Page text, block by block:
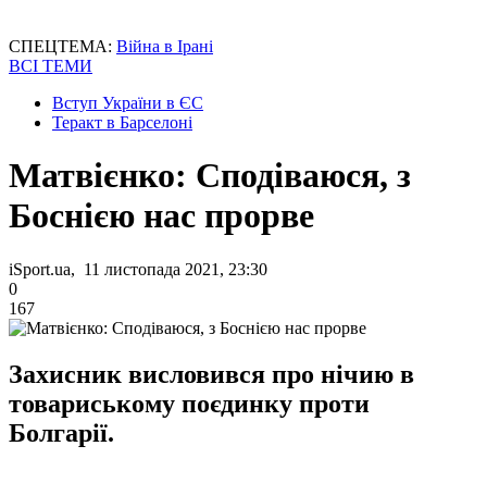
СПЕЦТЕМА: Війна в Ірані
ВСІ ТЕМИ
Вступ України в ЄС
Теракт в Барселоні
Матвієнко: Сподіваюся, з
Боснією нас прорве
iSport.ua, 11 листопада 2021, 23:30
0
167
Захисник висловився про нічию в
товариському поєдинку проти
Болгарії.